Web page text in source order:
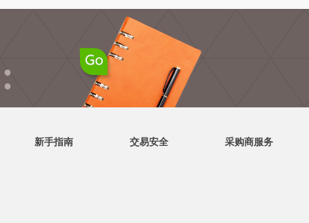
●
●
新手指南 交易安全 采购商服务